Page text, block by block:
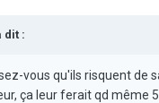
dit :
vous qu'ils risquent de
ça leur ferait qd même